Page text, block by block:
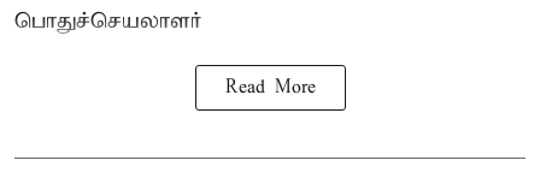
பொதுச்செயலாளர்
Read More